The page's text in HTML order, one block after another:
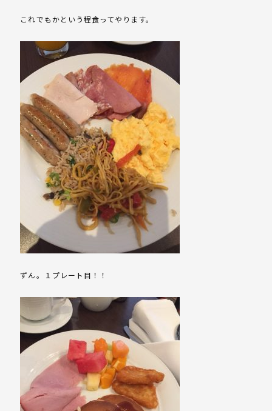
これでもかという程食ってやります。
ずん。１プレート目！！